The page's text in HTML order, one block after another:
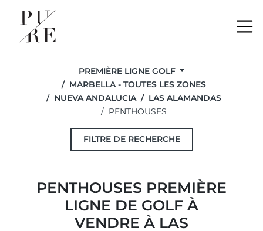
PREMIÈRE LIGNE GOLF
MARBELLA - TOUTES LES ZONES
NUEVA ANDALUCIA
LAS ALAMANDAS
PENTHOUSES
FILTRE DE RECHERCHE
PENTHOUSES PREMIÈRE
LIGNE DE GOLF À
VENDRE À LAS